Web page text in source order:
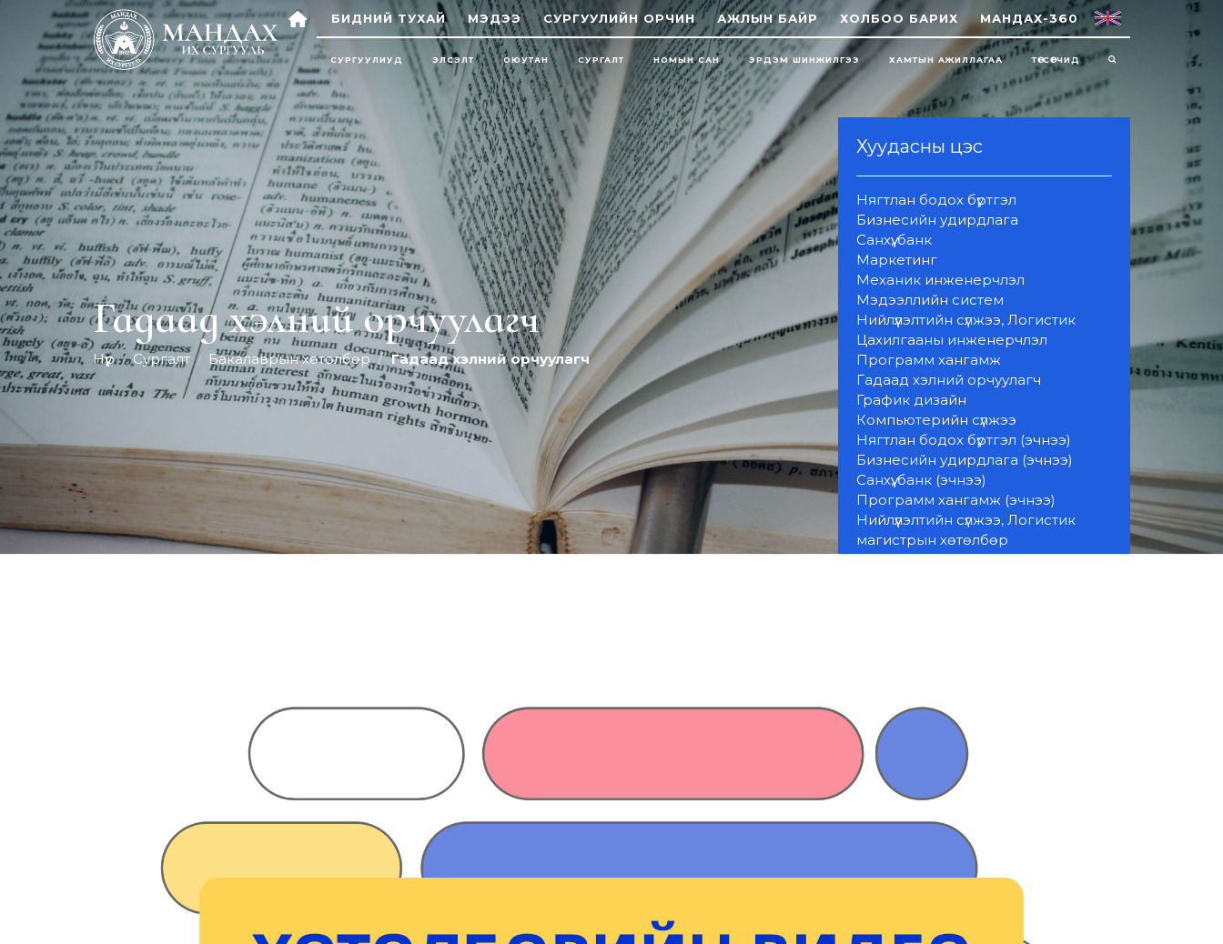
БИДНИЙ ТУХАЙ МЭДЭЭ СУРГУУЛИЙН ОРЧИН АЖЛЫН БАЙР ХОЛБОО БАРИХ МАНДАХ-360
СУРГУУЛИУД ЭЛСЭЛТ ОЮУТАН СУРГАЛТ НОМЫН САН ЭРДЭМ ШИНЖИЛГЭЭ ХАМТЫН АЖИЛЛАГАА ТӨГСӨГЧИД
Хуудасны цэс
Нягтлан бодох бүртгэл
Бизнесийн удирдлага
Санхүү, банк
Маркетинг
Механик инженерчлэл
Мэдээллийн систем
Нийлүүлэлтийн сүлжээ, Логистик
Цахилгааны инженерчлэл
Программ хангамж
Гадаад хэлний орчуулагч
График дизайн
Компьютерийн сүлжээ
Нягтлан бодох бүртгэл (эчнээ)
Бизнесийн удирдлага (эчнээ)
Санхүү, банк (эчнээ)
Программ хангамж (эчнээ)
Нийлүүлэлтийн сүлжээ, Логистик
магистрын хөтөлбөр
Гадаад хэлний орчуулагч
Нүүр Сургалт Бакалаврын хөтөлбөр Гадаад хэлний орчуулагч